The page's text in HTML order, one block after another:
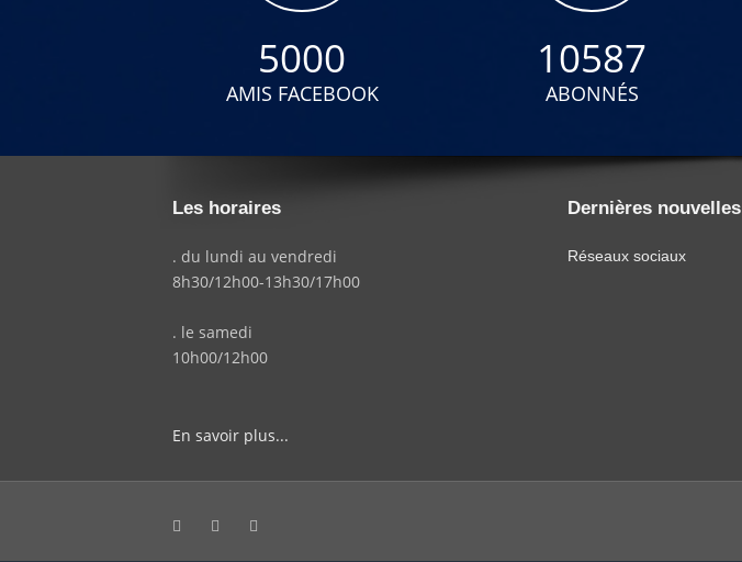
5000
AMIS FACEBOOK
10587
ABONNÉS
Les horaires
. du lundi au vendredi
8h30/12h00-13h30/17h00
. le samedi
10h00/12h00
En savoir plus...
Dernières nouvelles
Réseaux sociaux